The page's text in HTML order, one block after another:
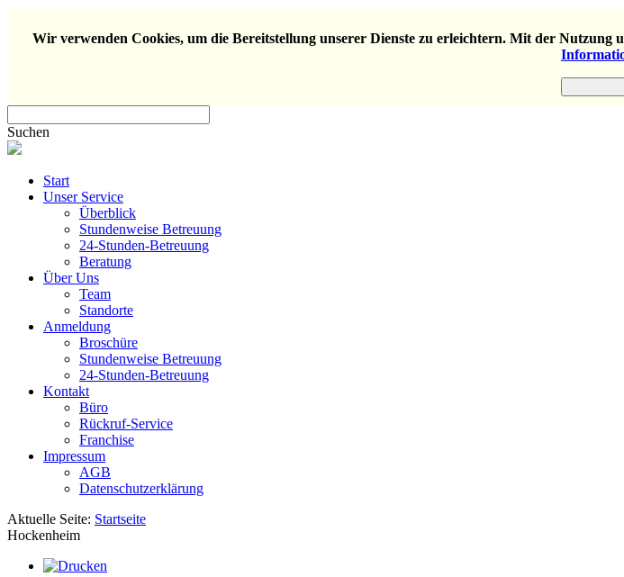
Wir verwenden Cookies, um die Bereitstellung unserer Dienste zu erleichtern. Mit der Nutzung
Suchen
Start
Unser Service
Überblick
Stundenweise Betreuung
24-Stunden-Betreuung
Beratung
Über Uns
Team
Standorte
Anmeldung
Broschüre
Stundenweise Betreuung
24-Stunden-Betreuung
Kontakt
Büro
Rückruf-Service
Franchise
Impressum
AGB
Datenschutzerklärung
Aktuelle Seite: Startseite
Hockenheim